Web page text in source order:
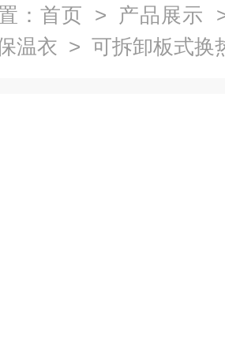
： 首页 > 产品展示
温衣 > 可拆卸板式换